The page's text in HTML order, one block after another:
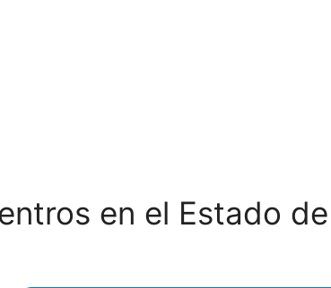
en el Estado de